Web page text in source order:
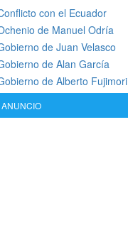
con el Ecuador
de Manuel Odría
de Juan Velasco
de Alan García
de Alberto Fujimori
ANUNCIO